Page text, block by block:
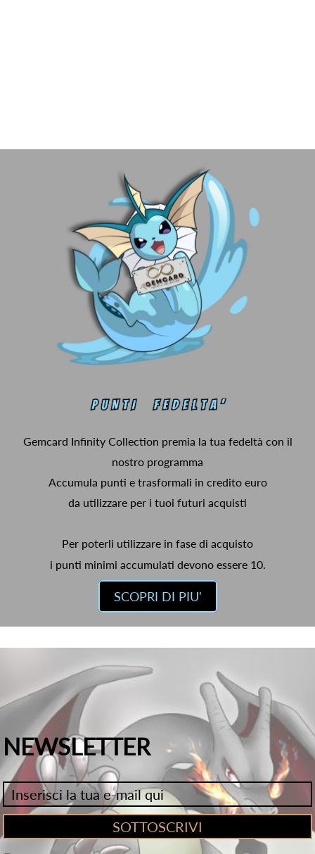
Gemcard Infinity Collection premia la tua fedeltà con il
nostro programma
Accumula punti e trasformali in credito euro
da utilizzare per i tuoi futuri acquisti
Per poterli utilizzare in fase di acquisto
i punti minimi accumulati devono essere 10.
SCOPRI DI PIU'
NEWSLETTER